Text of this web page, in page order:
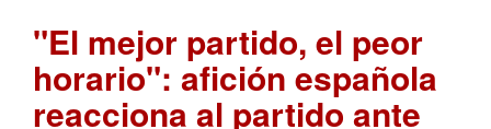
"El mejor partido, el peor
horario": afición española
reacciona al partido ante